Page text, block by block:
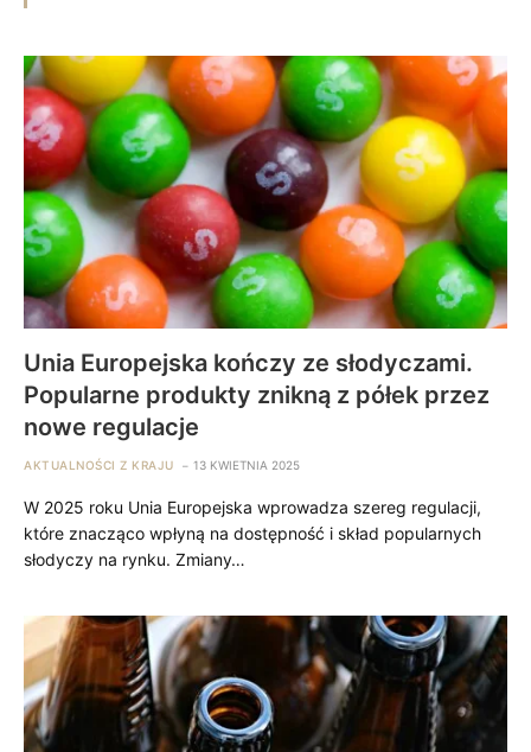
Unia Europejska kończy ze słodyczami.
Popularne produkty znikną z półek przez
nowe regulacje
AKTUALNOŚCI Z KRAJU 13 KWIETNIA 2025
W 2025 roku Unia Europejska wprowadza szereg regulacji,
które znacząco wpłyną na dostępność i skład popularnych
słodyczy na rynku. Zmiany…